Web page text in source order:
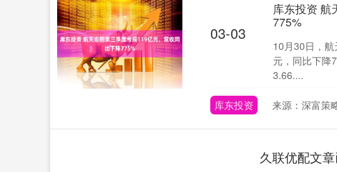
03-03
库东投资 航
775%
10月30日，
元，同比下降
3.66....
库东投资 来源：深富策
久联优配文